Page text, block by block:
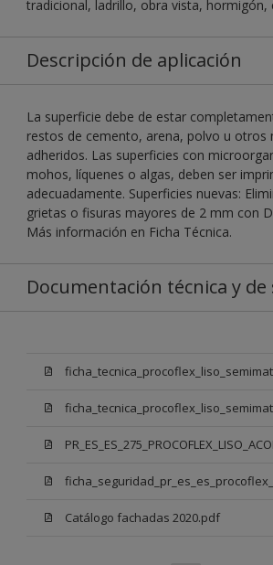
tradicional, ladrillo, obra vista, hormigón,
Descripción de aplicación
La superficie debe de estar
restos de cemento, arena, polvo u otros
adheridos. Las superficies con
mohos, líquenes o algas, deben ser
adecuadamente. Superficies nuevas:
grietas o fisuras mayores de 2 mm con
Más información en Ficha Técnica.
Documentación técnica y
Catálogo fachadas 2020.pdf